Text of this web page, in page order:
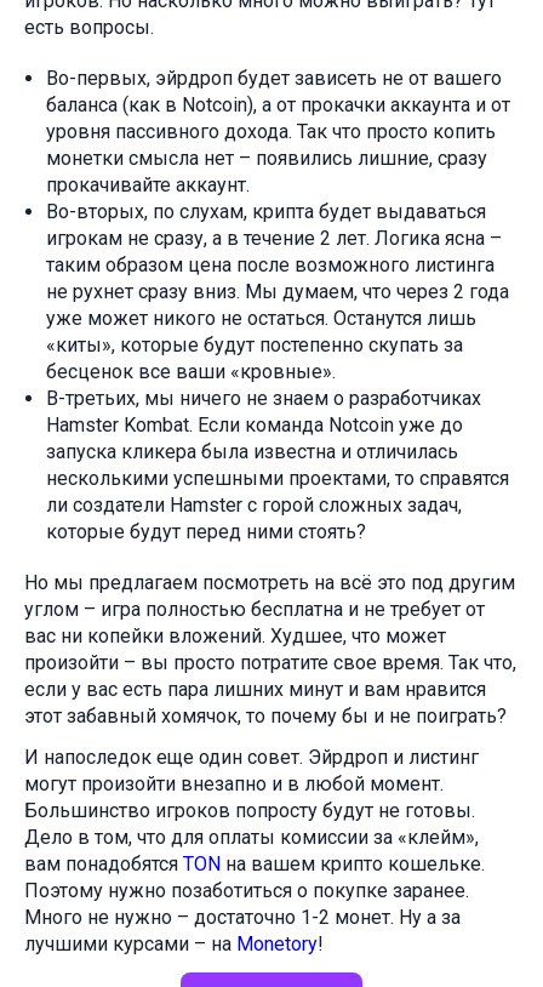
есть вопросы.
Во-первых, эйрдроп будет зависеть не от вашего
баланса (как в Notcoin), а от прокачки аккаунта и от
уровня пассивного дохода. Так что просто копить
монетки смысла нет – появились лишние, сразу
прокачивайте аккаунт.
Во-вторых, по слухам, крипта будет выдаваться
игрокам не сразу, а в течение 2 лет. Логика ясна –
таким образом цена после возможного листинга
не рухнет сразу вниз. Мы думаем, что через 2 года
уже может никого не остаться. Останутся лишь
«киты», которые будут постепенно скупать за
бесценок все ваши «кровные».
В-третьих, мы ничего не знаем о разработчиках
Hamster Kombat. Если команда Notcoin уже до
запуска кликера была известна и отличилась
несколькими успешными проектами, то справятся
ли создатели Hamster с горой сложных задач,
которые будут перед ними стоять?
Но мы предлагаем посмотреть на всё это под другим
углом – игра полностью бесплатна и не требует от
вас ни копейки вложений. Худшее, что может
произойти – вы просто потратите свое время. Так что,
если у вас есть пара лишних минут и вам нравится
этот забавный хомячок, то почему бы и не поиграть?
И напоследок еще один совет. Эйрдроп и листинг
могут произойти внезапно и в любой момент.
Большинство игроков попросту будут не готовы.
Дело в том, что для оплаты комиссии за «клейм»,
вам понадобятся TON на вашем крипто кошельке.
Поэтому нужно позаботиться о покупке заранее.
Много не нужно – достаточно 1-2 монет. Ну а за
лучшими курсами – на Monetory!